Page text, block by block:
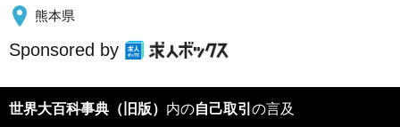
熊本県
Sponsored by
世界大百科事典（旧版） 内の自己取引 の言及